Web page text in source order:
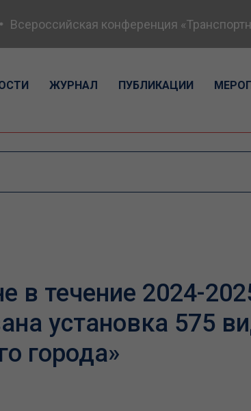
Всероссийская конференция
ЖУРНАЛ ПУБЛИКАЦИИ
в течение 2024-
установка 575
города»